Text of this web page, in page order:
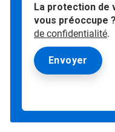
La protection de
vous préoccupe ?
de confidentialité.